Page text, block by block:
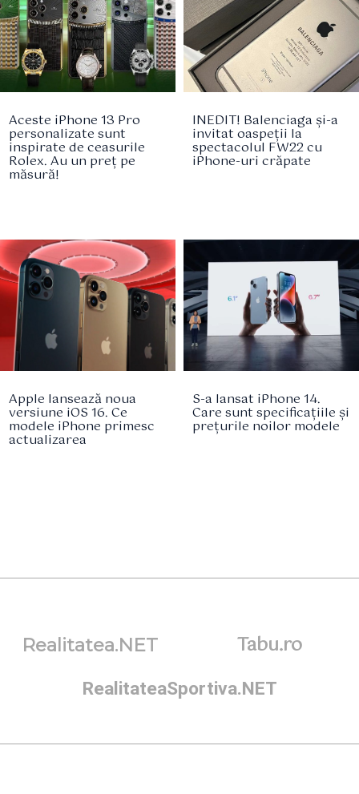
Aceste iPhone 13 Pro
personalizate sunt
inspirate de ceasurile
Rolex. Au un preț pe
măsură!
INEDIT! Balenciaga și-a
invitat oaspeții la
spectacolul FW22 cu
iPhone-uri crăpate
Apple lansează noua
versiune iOS 16. Ce
modele iPhone primesc
actualizarea
S-a lansat iPhone 14.
Care sunt specificațiile și
prețurile noilor modele
Realitatea.NET Tabu.ro
RealitateaSportiva.NET